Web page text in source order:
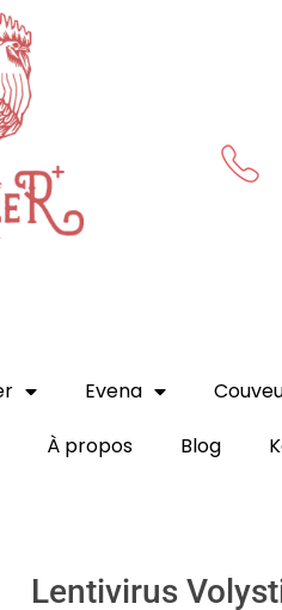
Evena
À propos Blog
Lentivirus